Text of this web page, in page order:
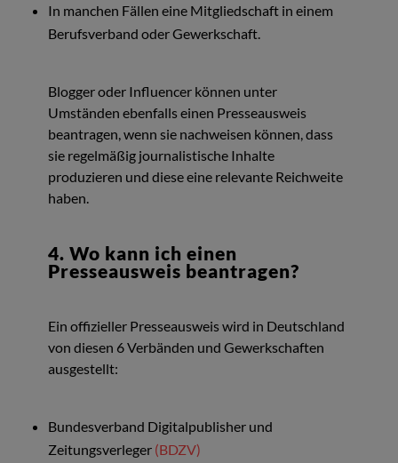
In manchen Fällen eine Mitgliedschaft in einem
Berufsverband oder Gewerkschaft.
Blogger oder Influencer können unter
Umständen ebenfalls einen Presseausweis
beantragen, wenn sie nachweisen können, dass
sie regelmäßig journalistische Inhalte
produzieren und diese eine relevante Reichweite
haben.
4. Wo kann ich einen
Presseausweis beantragen?
Ein offizieller Presseausweis wird in Deutschland
von diesen 6 Verbänden und Gewerkschaften
ausgestellt:
Bundesverband Digitalpublisher und
Zeitungsverleger (BDZV)